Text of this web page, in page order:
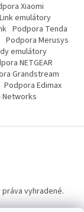
Xiaomi
emulátory
Podpora Tenda
Podpora Merusys
emulátory
NETGEAR
Grandstream
Podpora Edimax
Networks
práva vyhradené.